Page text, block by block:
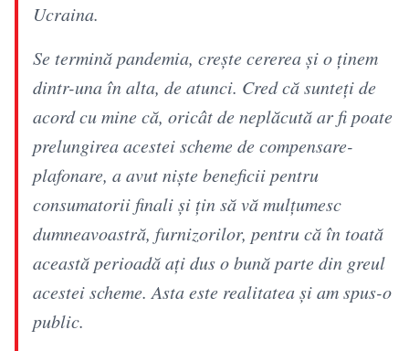
Ucraina.
Se termină pandemia, creşte cererea şi o ţinem
dintr-una în alta, de atunci. Cred că sunteţi de
acord cu mine că, oricât de neplăcută ar fi poate
prelungirea acestei scheme de compensare-
plafonare, a avut nişte beneficii pentru
consumatorii finali şi ţin să vă mulţumesc
dumneavoastră, furnizorilor, pentru că în toată
această perioadă aţi dus o bună parte din greul
acestei scheme. Asta este realitatea şi am spus-o
public.